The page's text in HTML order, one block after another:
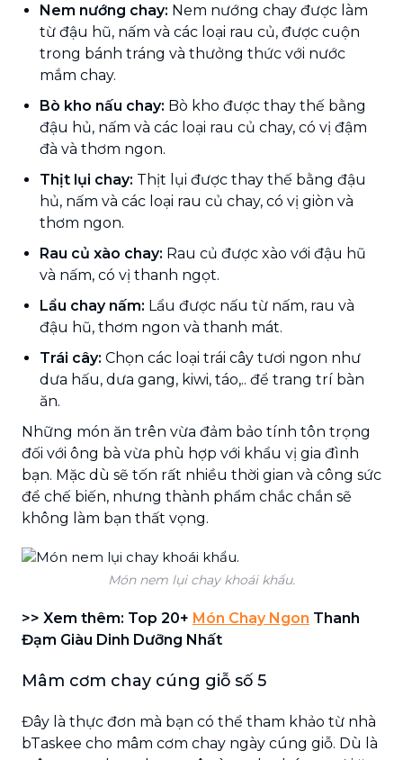
Nem nướng chay: Nem nướng chay được làm
từ đậu hũ, nấm và các loại rau củ, được cuộn
trong bánh tráng và thưởng thức với nước
mắm chay.
Bò kho nấu chay: Bò kho được thay thế bằng
đậu hủ, nấm và các loại rau củ chay, có vị đậm
đà và thơm ngon.
Thịt lụi chay: Thịt lụi được thay thế bằng đậu
hủ, nấm và các loại rau củ chay, có vị giòn và
thơm ngon.
Rau củ xào chay: Rau củ được xào với đậu hũ
và nấm, có vị thanh ngọt.
Lẩu chay nấm: Lẩu được nấu từ nấm, rau và
đậu hũ, thơm ngon và thanh mát.
Trái cây: Chọn các loại trái cây tươi ngon như
dưa hấu, dưa gang, kiwi, táo,.. để trang trí bàn
ăn.
Những món ăn trên vừa đảm bảo tính tôn trọng
đối với ông bà vừa phù hợp với khẩu vị gia đình
bạn. Mặc dù sẽ tốn rất nhiều thời gian và công sức
để chế biến, nhưng thành phẩm chắc chắn sẽ
không làm bạn thất vọng.
Món nem lụi chay khoái khẩu.
>> Xem thêm: Top 20+ Món Chay Ngon Thanh
Đạm Giàu Dinh Dưỡng Nhất
Mâm cơm chay cúng giỗ số 5
Đây là thực đơn mà bạn có thể tham khảo từ nhà
bTaskee cho mâm cơm chay ngày cúng giỗ. Dù là